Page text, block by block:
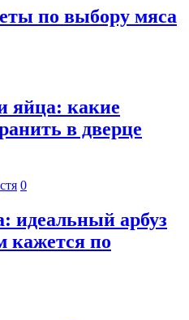
по выбору мяса
яйца: какие
в дверце
0
арбуз
кажется по